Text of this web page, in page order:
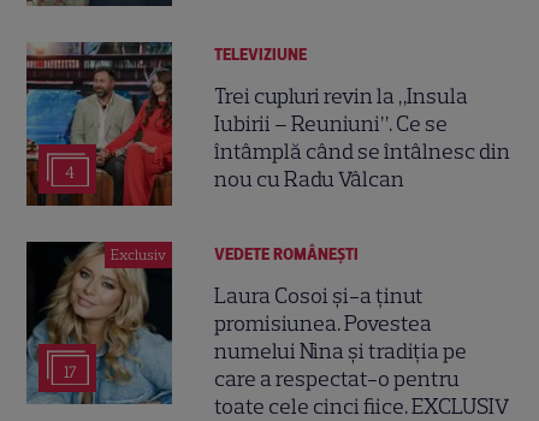
4
TELEVIZIUNE
Trei cupluri revin la „Insula
Iubirii – Reuniuni”. Ce se
întâmplă când se întâlnesc din
nou cu Radu Vâlcan
Exclusiv
17
VEDETE ROMÂNEŞTI
Laura Cosoi și-a ținut
promisiunea. Povestea
numelui Nina și tradiția pe
care a respectat-o pentru
toate cele cinci fiice. EXCLUSIV